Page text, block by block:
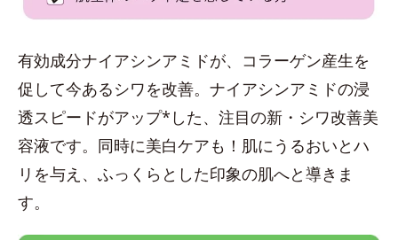
有効成分ナイアシンアミドが、コラーゲン産生を
促して今あるシワを改善。ナイアシンアミドの浸
透スピードがアップ*した、注目の新・シワ改善美
容液です。同時に美白ケアも！肌にうるおいとハ
リを与え、ふっくらとした印象の肌へと導きま
す。